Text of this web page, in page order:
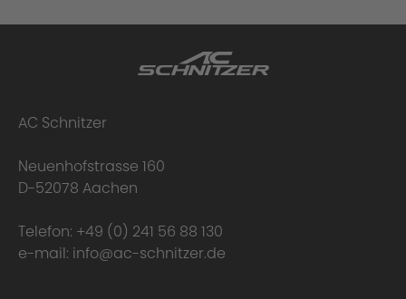
Uniqueness of the AC1 Light Alloy Wheels
AC Schnitzer
Neuenhofstrasse 160
D-52078 Aachen
Telefon: +49 (0) 241 56 88 130
e-mail: info@ac-schnitzer.de